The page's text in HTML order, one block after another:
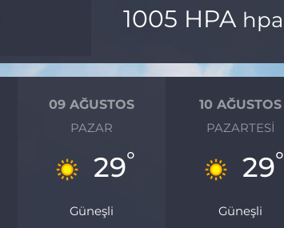
1005 HPA hpa
09 AĞUSTOS
PAZAR
29°
Güneşli
10 AĞUSTOS
PAZARTESI
29°
Güneşli